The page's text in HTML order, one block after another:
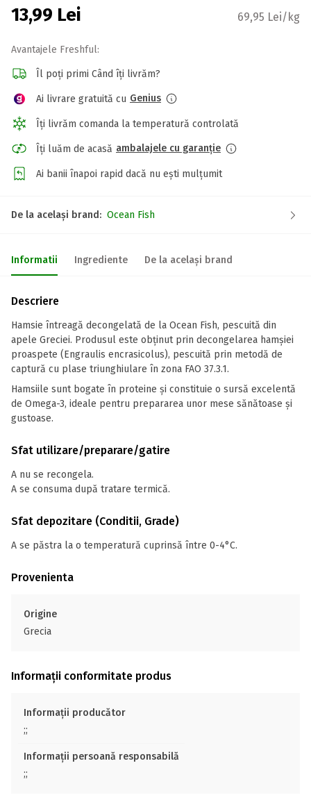
13,99 Lei 69,95 Lei/kg
Avantajele Freshful:
Îl poți primi Când îți livrăm?
Ai livrare gratuită cu Genius
Îți livrăm comanda la temperatură controlată
Îți luăm de acasă ambalajele cu garanție
Ai banii înapoi rapid dacă nu ești mulțumit
De la același brand: Ocean Fish
Informatii Ingrediente De la același brand
Descriere
Hamsie întreagă decongelată de la Ocean Fish, pescuită din
apele Greciei. Produsul este obținut prin decongelarea hamșiei
proaspete (Engraulis encrasicolus), pescuită prin metodă de
captură cu plase triunghiulare în zona FAO 37.3.1.
Hamsiile sunt bogate în proteine și constituie o sursă excelentă
de Omega-3, ideale pentru prepararea unor mese sănătoase și
gustoase.
Sfat utilizare/preparare/gatire
A nu se recongela.
A se consuma după tratare termică.
Sfat depozitare (Conditii, Grade)
A se păstra la o temperatură cuprinsă între 0-4°C.
Provenienta
Origine
Grecia
Informații conformitate produs
Informații producător
;;
Informații persoană responsabilă
;;